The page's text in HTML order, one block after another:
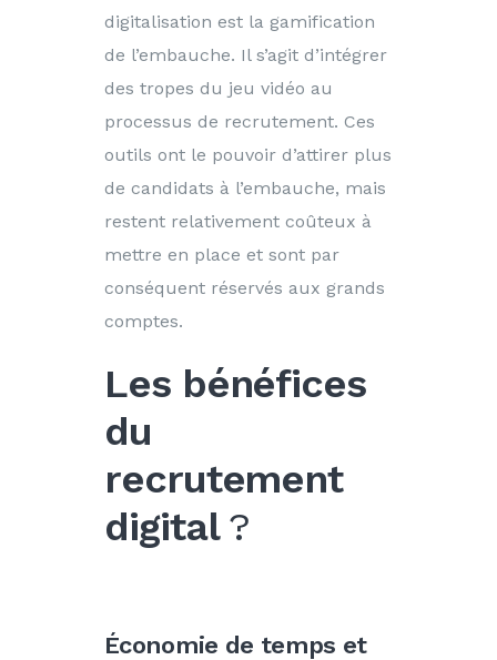
digitalisation est la gamification
de l’embauche. Il s’agit d’intégrer
des tropes du jeu vidéo au
processus de recrutement. Ces
outils ont le pouvoir d’attirer plus
de candidats à l’embauche, mais
restent relativement coûteux à
mettre en place et sont par
conséquent réservés aux grands
comptes.
Les bénéfices
du
recrutement
digital?
Économie de temps et